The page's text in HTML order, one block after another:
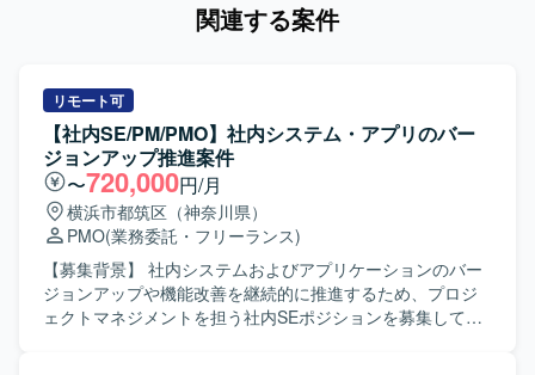
関連する案件
リモート可
【社内SE/PM/PMO】社内システム・アプリのバー
ジョンアップ推進案件
〜720,000円/月
横浜市都筑区（神奈川県）
PMO(業務委託・フリーランス)
【募集背景】 社内システムおよびアプリケーションのバー
ジョンアップや機能改善を継続的に推進するため、プロジ
ェクトマネジメントを担う社内SEポジションを募集してお